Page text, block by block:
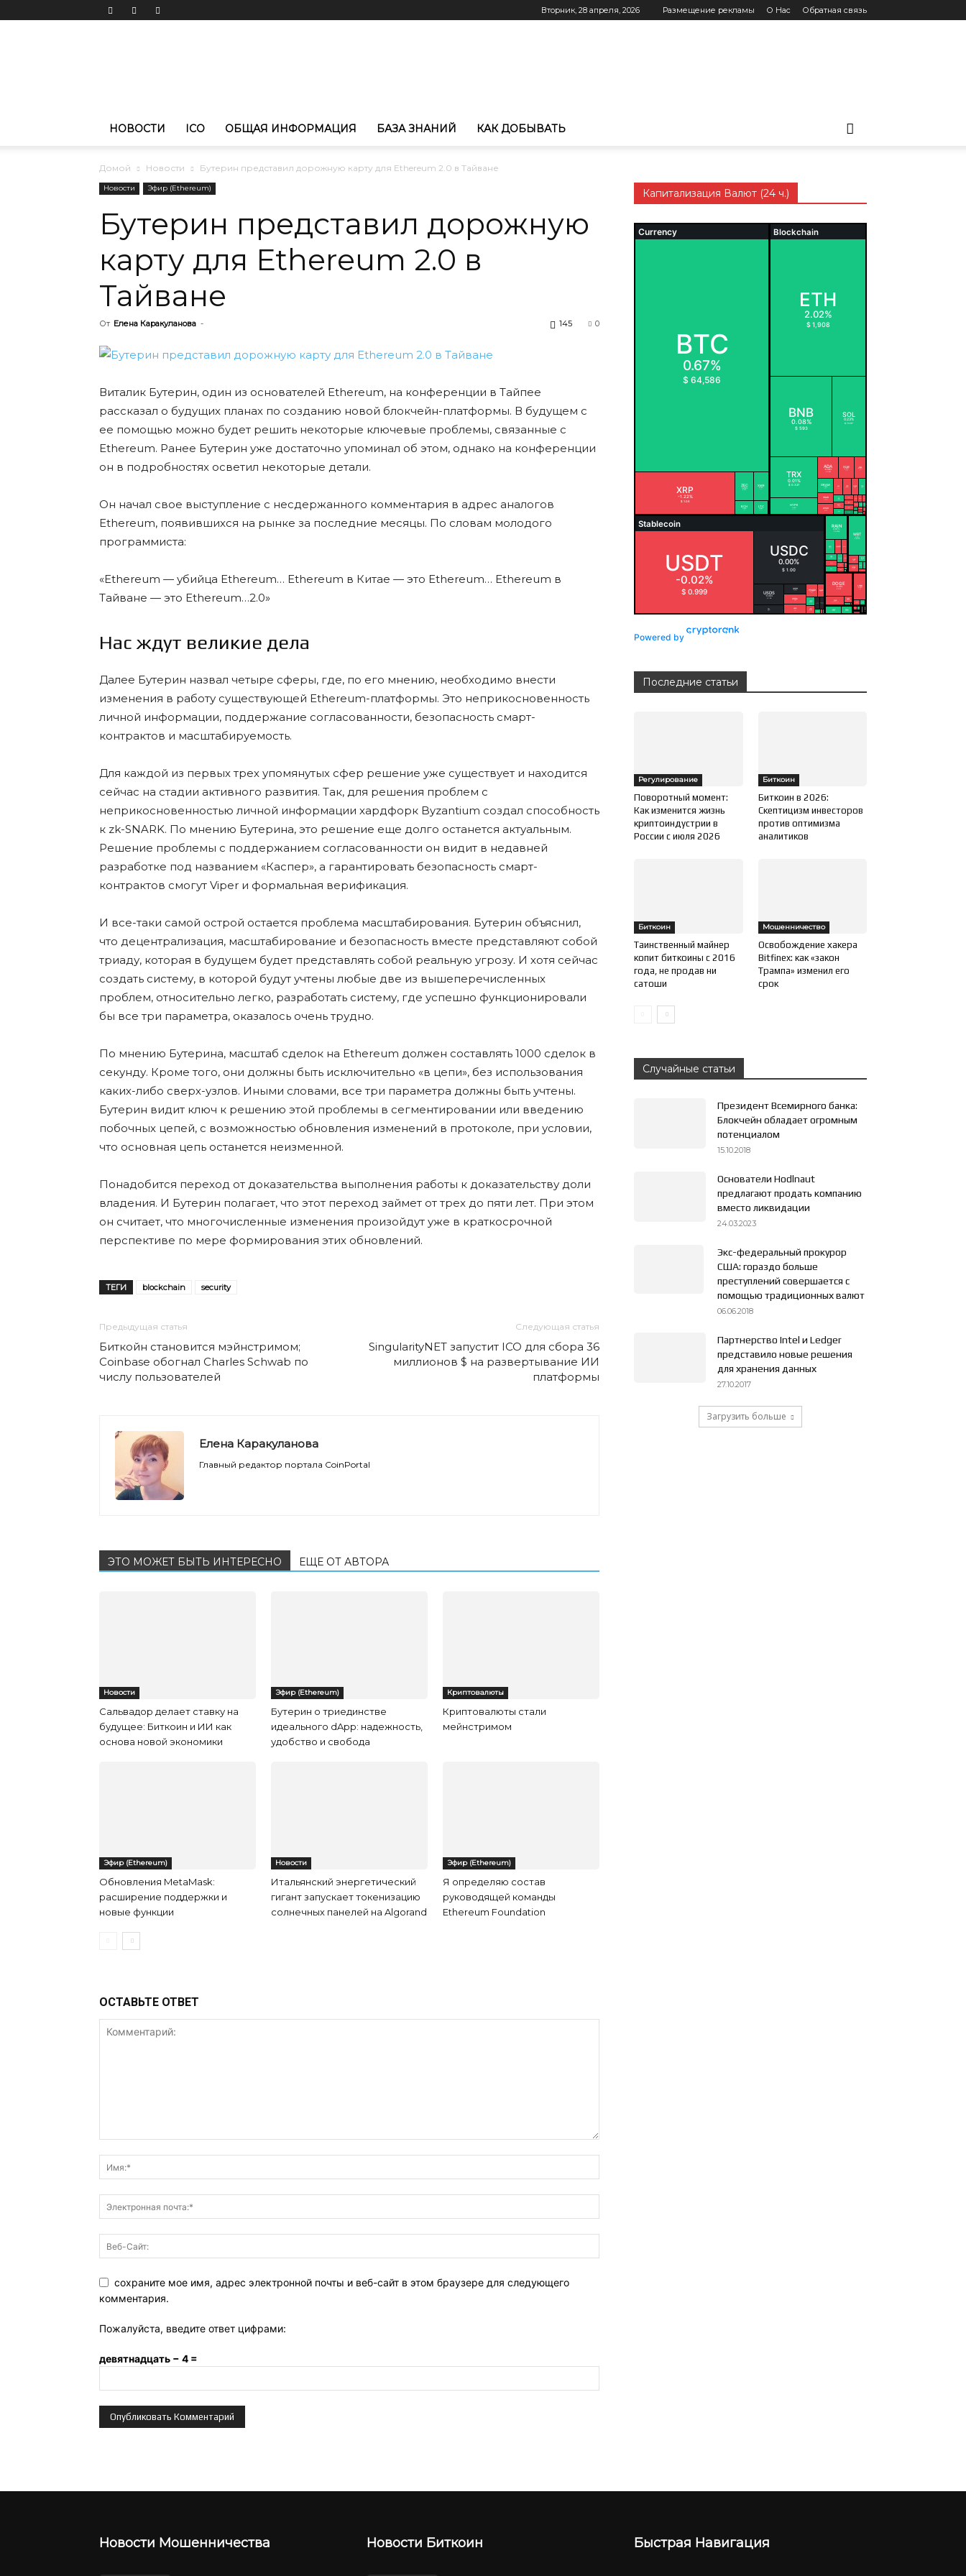
Вторник, 28 апреля, 2026 Размещение рекламы О Нас Обратная связь
НОВОСТИ ICO ОБЩАЯ ИНФОРМАЦИЯ БАЗА ЗНАНИЙ КАК ДОБЫВАТЬ
Домой Новости Бутерин представил дорожную карту для Ethereum 2.0 в Тайване
Новости Эфир (Ethereum)
Бутерин представил дорожную
карту для Ethereum 2.0 в
Тайване
От Елена Каракуланова - 0
145
Виталик Бутерин, один из основателей Ethereum, на конференции в Тайпее
рассказал о будущих планах по созданию новой блокчейн-платформы. В будущем с
ее помощью можно будет решить некоторые ключевые проблемы, связанные с
Ethereum. Ранее Бутерин уже достаточно упоминал об этом, однако на конференции
он в подробностях осветил некоторые детали.
Он начал свое выступление с несдержанного комментария в адрес аналогов
Ethereum, появившихся на рынке за последние месяцы. По словам молодого
программиста:
«Ethereum — убийца Ethereum… Ethereum в Китае — это Ethereum… Ethereum в
Тайване — это Ethereum…2.0»
Нас ждут великие дела
Далее Бутерин назвал четыре сферы, где, по его мнению, необходимо внести
изменения в работу существующей Ethereum-платформы. Это неприкосновенность
личной информации, поддержание согласованности, безопасность смарт-
контрактов и масштабируемость.
Для каждой из первых трех упомянутых сфер решение уже существует и находится
сейчас на стадии активного развития. Так, для решения проблем с
неприкосновенностью личной информации хардфорк Byzantium создал способность
к zk-SNARK. По мнению Бутерина, это решение еще долго останется актуальным.
Решение проблемы с поддержанием согласованности он видит в недавней
разработке под названием «Каспер», а гарантировать безопасность смарт-
контрактов смогут Viper и формальная верификация.
И все-таки самой острой остается проблема масштабирования. Бутерин объяснил,
что децентрализация, масштабирование и безопасность вместе представляют собой
триаду, которая в будущем будет представлять собой реальную угрозу. И хотя сейчас
создать систему, в которой будут учтены любые две из вышеперечисленных
проблем, относительно легко, разработать систему, где успешно функционировали
бы все три параметра, оказалось очень трудно.
По мнению Бутерина, масштаб сделок на Ethereum должен составлять 1000 сделок в
секунду. Кроме того, они должны быть исключительно «в цепи», без использования
каких-либо сверх-узлов. Иными словами, все три параметра должны быть учтены.
Бутерин видит ключ к решению этой проблемы в сегментировании или введению
побочных цепей, с возможностью обновления изменений в протоколе, при условии,
что основная цепь останется неизменной.
Понадобится переход от доказательства выполнения работы к доказательству доли
владения. И Бутерин полагает, что этот переход займет от трех до пяти лет. При этом
он считает, что многочисленные изменения произойдут уже в краткосрочной
перспективе по мере формирования этих обновлений.
ТЕГИ blockchain security
Предыдущая статья
Биткойн становится мэйнстримом;
Coinbase обогнал Charles Schwab по
числу пользователей
Следующая статья
SingularityNET запустит ICO для сбора 36
миллионов $ на развертывание ИИ
платформы
Елена Каракуланова
Главный редактор портала CoinPortal
ЭТО МОЖЕТ БЫТЬ ИНТЕРЕСНО ЕЩЕ ОТ АВТОРА
Новости
Сальвадор делает ставку на
будущее: Биткоин и ИИ как
основа новой экономики
Эфир (Ethereum)
Бутерин о триединстве
идеального dApp: надежность,
удобство и свобода
Криптовалюты
Криптовалюты стали
мейнстримом
Эфир (Ethereum)
Обновления MetaMask:
расширение поддержки и
новые функции
Новости
Итальянский энергетический
гигант запускает токенизацию
солнечных панелей на Algorand
Эфир (Ethereum)
Я определяю состав
руководящей команды
Ethereum Foundation
ОСТАВЬТЕ ОТВЕТ
сохраните мое имя, адрес электронной почты и веб-сайт в этом браузере для следующего
комментария.
Пожалуйста, введите ответ цифрами:
девятнадцать − 4 =
Капитализация Валют (24 ч.)
Powered by
Последние статьи
Регулирование
Поворотный момент:
Как изменится жизнь
криптоиндустрии в
России с июля 2026
Биткоин
Биткоин в 2026:
Скептицизм инвесторов
против оптимизма
аналитиков
Биткоин
Таинственный майнер
копит биткоины с 2016
года, не продав ни
сатоши
Мошенничество
Освобождение хакера
Bitfinex: как «закон
Трампа» изменил его
срок
Случайные статьи
Президент Всемирного банка:
Блокчейн обладает огромным
потенциалом
15.10.2018
Основатели Hodlnaut
предлагают продать компанию
вместо ликвидации
24.03.2023
Экс-федеральный прокурор
США: гораздо больше
преступлений совершается с
помощью традиционных валют
06.06.2018
Партнерство Intel и Ledger
представило новые решения
для хранения данных
27.10.2017
Загрузить больше
Новости Мошенничества Новости Биткоин Быстрая Навигация